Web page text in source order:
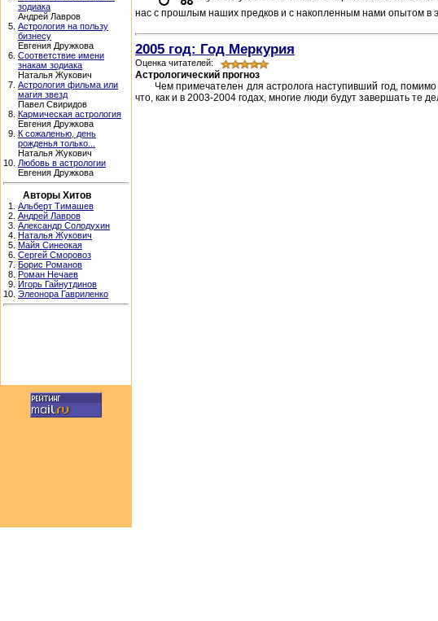
зодиака
Андрей Лавров
5. Астрология на пользу
бизнесу
Евгения Дружкова
6. Соответствие имени
знакам зодиака
Наталья Жукович
7. Астрология фильма или
магия звезд
Павел Свиридов
8. Кармическая астрология
Евгения Дружкова
9. К сожаленью, день
рожденья только...
Наталья Жукович
10. Любовь в астрологии
Евгения Дружкова
Авторы Хитов
1. Альберт Тимашев
2. Андрей Лавров
3. Александр Солодухин
4. Наталья Жукович
5. Майя Синеокая
6. Сергей Сморовоз
7. Борис Романов
8. Роман Нечаев
9. Игорь Гайнутдинов
10. Элеонора Гавриленко
нас с прошлым наших предков и с накопленным нами опытом в
2005 год: Год Меркурия
Оценка читателей:
Астрологический прогноз
Чем примечателен для астролога наступивший год,
что, как и в 2003-2004 годах, многие люди будут завершать те